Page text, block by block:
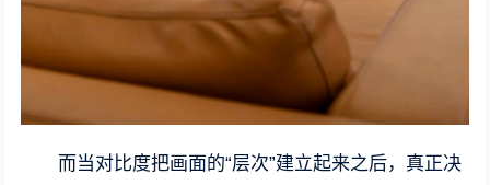
而当对比度把画面的“层次”建立起来之后，真正决